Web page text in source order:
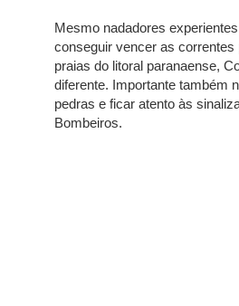
Mesmo nadadores
conseguir vencer as correntes
praias do litoral paranaense,
diferente. Importante também
pedras e ficar atento às
Bombeiros.